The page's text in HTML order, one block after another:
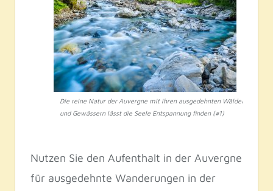
Die reine Natur der Auvergne mit ihren ausgedehnten Wäldern
und Gewässern lässt die Seele Entspannung finden (#1)
Nutzen Sie den Aufenthalt in der Auvergne
für ausgedehnte Wanderungen in der